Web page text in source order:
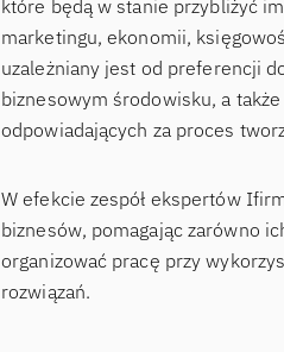
które będą w stanie przybliżyć
marketingu, ekonomii,
uzależniany jest od preferencji
biznesowym środowisku, a
odpowiadających za proces
W efekcie zespół ekspertów
biznesów, pomagając zarówno
organizować pracę przy
rozwiązań.